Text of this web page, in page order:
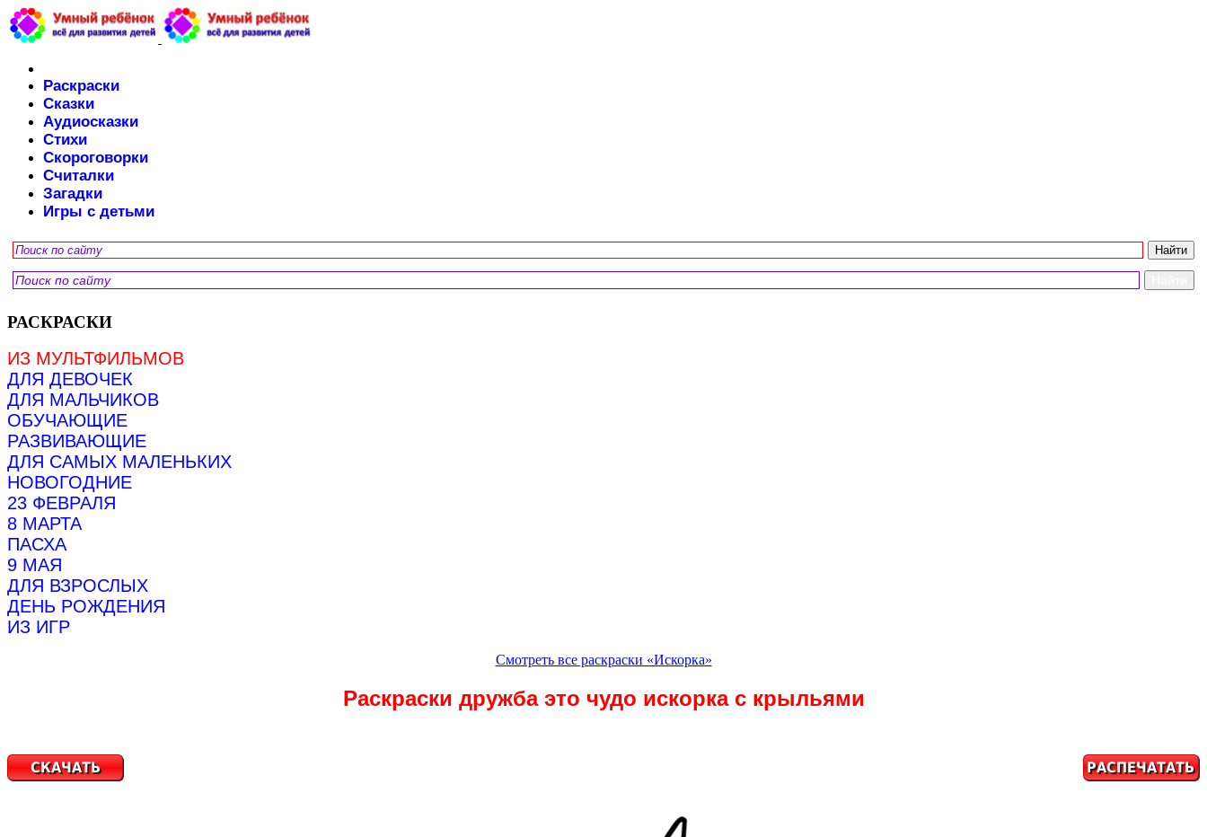
Раскраски
Сказки
Аудиосказки
Стихи
Скороговорки
Считалки
Загадки
Игры с детьми
РАСКРАСКИ
ИЗ МУЛЬТФИЛЬМОВ
ДЛЯ ДЕВОЧЕК
ДЛЯ МАЛЬЧИКОВ
ОБУЧАЮЩИЕ
РАЗВИВАЮЩИЕ
ДЛЯ САМЫХ МАЛЕНЬКИХ
НОВОГОДНИЕ
23 ФЕВРАЛЯ
8 МАРТА
ПАСХА
9 МАЯ
ДЛЯ ВЗРОСЛЫХ
ДЕНЬ РОЖДЕНИЯ
ИЗ ИГР
Смотреть все раскраски «Искорка»
Раскраски дружба это чудо искорка с крыльями